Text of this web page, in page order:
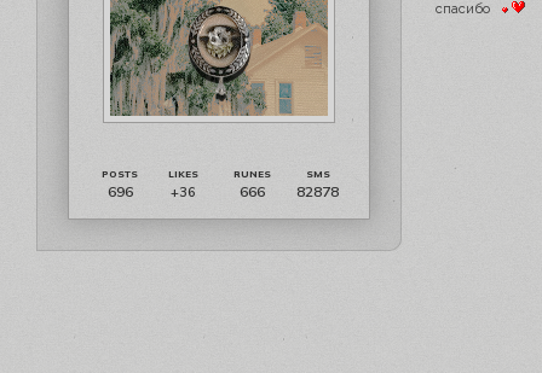
696 +36 666 82878
спасибо